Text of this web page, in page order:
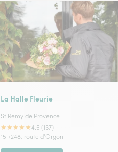
La Halle Fleurie
St Remy de Provence
★★★★★4.5 (137)
15 +248, route d'Orgon